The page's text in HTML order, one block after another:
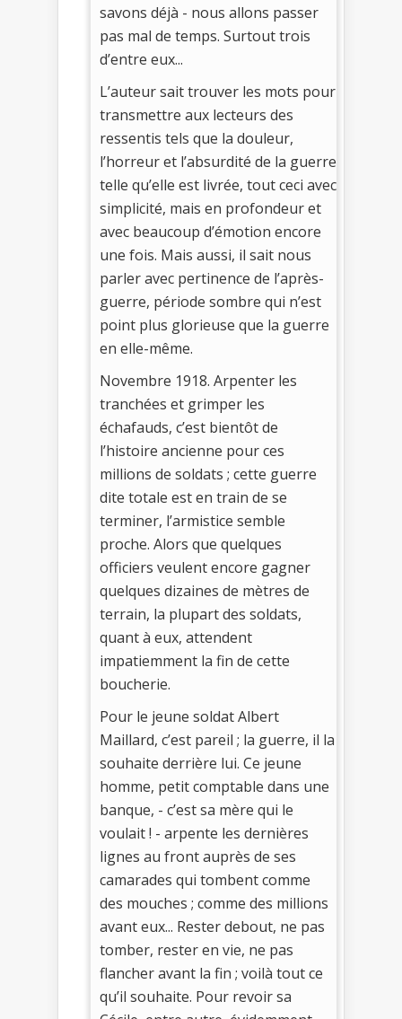
savons déjà - nous allons passer
pas mal de temps. Surtout trois
d’entre eux...
L’auteur sait trouver les mots pour
transmettre aux lecteurs des
ressentis tels que la douleur,
l’horreur et l’absurdité de la guerre
telle qu’elle est livrée, tout ceci avec
simplicité, mais en profondeur et
avec beaucoup d’émotion encore
une fois. Mais aussi, il sait nous
parler avec pertinence de l’après-
guerre, période sombre qui n’est
point plus glorieuse que la guerre
en elle-même.
Novembre 1918. Arpenter les
tranchées et grimper les
échafauds, c’est bientôt de
l’histoire ancienne pour ces
millions de soldats ; cette guerre
dite totale est en train de se
terminer, l’armistice semble
proche. Alors que quelques
officiers veulent encore gagner
quelques dizaines de mètres de
terrain, la plupart des soldats,
quant à eux, attendent
impatiemment la fin de cette
boucherie.
Pour le jeune soldat Albert
Maillard, c’est pareil ; la guerre, il la
souhaite derrière lui. Ce jeune
homme, petit comptable dans une
banque, - c’est sa mère qui le
voulait ! - arpente les dernières
lignes au front auprès de ses
camarades qui tombent comme
des mouches ; comme des millions
avant eux... Rester debout, ne pas
tomber, rester en vie, ne pas
flancher avant la fin ; voilà tout ce
qu’il souhaite. Pour revoir sa